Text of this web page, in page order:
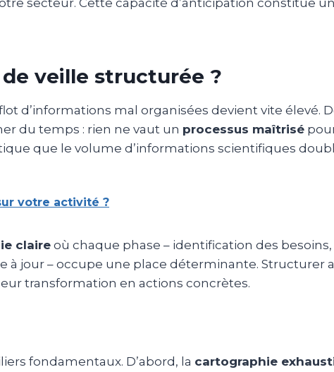
veille structurée ?
d’informations mal organisées devient vite élevé.
du temps : rien ne vaut un processus maîtrisé
que le volume d’informations scientifiques
votre activité ?
claire où chaque phase – identification des
jour – occupe une place déterminante. Structurer
transformation en actions concrètes.
fondamentaux. D’abord, la cartographie